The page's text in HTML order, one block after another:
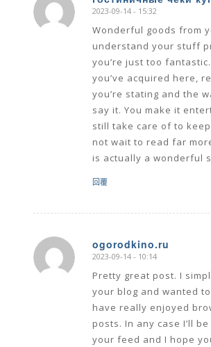
says:
2023-09-14 - 15:32
Wonderful goods from
understand your stuff
you’re just too
you’ve acquired here,
you’re stating and the
say it. You make it
still take care of to
not wait to read far
is actually a wonderful
回覆
ogorodkino.ru
says:
2023-09-14 - 10:14
Pretty great post. I
your blog and wanted
have really enjoyed
posts. In any case I’ll
your feed and I hope